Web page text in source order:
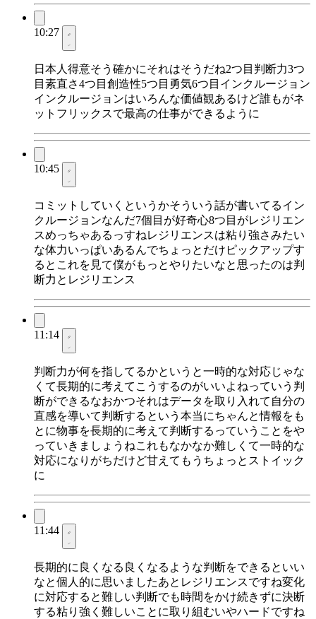
10:27
日本人得意そう確かにそれはそうだね2つ目判断力3つ
目素直さ4つ目創造性5つ目勇気6つ目インクルージョン
インクルージョンはいろんな価値観あるけど誰もがネ
ットフリックスで最高の仕事ができるように
10:45
コミットしていくというかそういう話が書いてるイン
クルージョンなんだ7個目が好奇心8つ目がレジリエン
スめっちゃあるっすねレジリエンスは粘り強さみたい
な体力いっぱいあるんでちょっとだけピックアップす
るとこれを見て僕がもっとやりたいなと思ったのは判
断力とレジリエンス
11:14
判断力が何を指してるかというと一時的な対応じゃな
くて長期的に考えてこうするのがいいよねっていう判
断ができるなおかつそれはデータを取り入れて自分の
直感を導いて判断するという本当にちゃんと情報をも
とに物事を長期的に考えて判断するっていうことをや
っていきましょうねこれもなかなか難しくて一時的な
対応になりがちだけど甘えてもうちょっとストイック
に
11:44
長期的に良くなる良くなるような判断をできるといい
なと個人的に思いましたあとレジリエンスですね変化
に対応すると難しい判断でも時間をかけ続きずに決断
する粘り強く難しいことに取り組むいやハードですね